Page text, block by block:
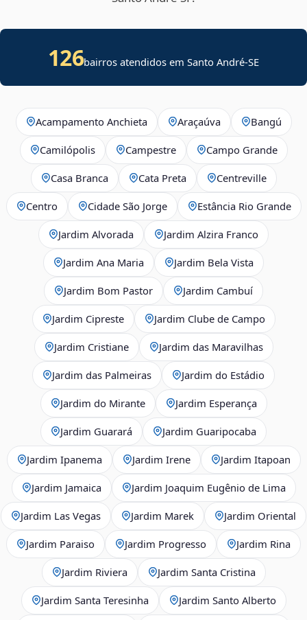
126bairros atendidos emSanto André-SE
Acampamento Anchieta Araçaúva Bangú
Camilópolis Campestre Campo Grande
Casa Branca Cata Preta Centreville
Centro Cidade São Jorge Estância Rio Grande
Jardim Alvorada Jardim Alzira Franco
Jardim Ana Maria Jardim Bela Vista
Jardim Bom Pastor Jardim Cambuí
Jardim Cipreste Jardim Clube de Campo
Jardim Cristiane Jardim das Maravilhas
Jardim das Palmeiras Jardim do Estádio
Jardim do Mirante Jardim Esperança
Jardim Guarará Jardim Guaripocaba
Jardim Ipanema Jardim Irene Jardim Itapoan
Jardim Jamaica Jardim Joaquim Eugênio de Lima
Jardim Las Vegas Jardim Marek Jardim Oriental
Jardim Paraiso Jardim Progresso Jardim Rina
Jardim Riviera Jardim Santa Cristina
Jardim Santa Teresinha Jardim Santo Alberto